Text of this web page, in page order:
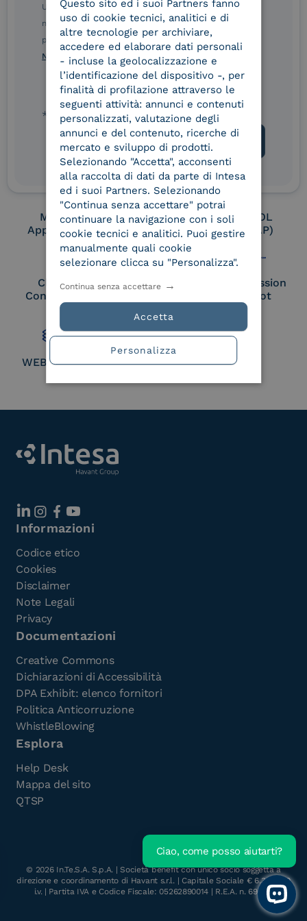
Conservatore
qualificato
UNI EN ISO 37001
UNI EN ISO 9001 UNI EN ISO 27001
UNI EN ISO 27017 UNI EN ISO 27018
Membro Adobe
Approved Trust List
Certified PEPPOL
Access Point (AP)
Cloud Signature
Consortium Member
European Commission
Large Scale Pilot
Member
WEBUILD Consortium
Ulteriori informazioni sulle procedure sono disponibili
nelle Norme di tutela della privacy INTESA. Inoltrando il
presente modulo, dichiaro di aver letto e compreso le
Norme di tutela della privacy INTESA
.
* campo obbligatorio
l'e-Book gratuito
Informazioni
Codice etico
Cookies
Disclaimer
Note Legali
Privacy
Documentazioni
Creative Commons
Dichiarazioni di Accessibilità
DPA Exhibit: elenco fornitori
Politica Anticorruzione
WhistleBlowing
Esplora
Help Desk
Mappa del sito
QTSP
© 2026In.Te.S.A. S.p.A. | Società benefit con unico socio soggetta a
direzione e coordinamento di Havant s.r.l. | Capitale Sociale € 6.300.000
i.v. | Partita IVA e Codice Fiscale: 05262890014 | R.E.A. n. 696117
ITALIAN
Questo sito ed i suoi Partners fanno
uso di cookie tecnici, analitici e di
altre tecnologie per archiviare,
accedere ed elaborare dati personali
- incluse la geolocalizzazione e
l’identificazione del dispositivo -, per
finalità di profilazione attraverso le
seguenti attività: annunci e contenuti
personalizzati, valutazione degli
annunci e del contenuto, ricerche di
mercato e sviluppo di prodotti.
Selezionando "Accetta", acconsenti
alla raccolta di dati da parte di Intesa
ed i suoi Partners. Selezionando
"Continua senza accettare" potrai
continuare la navigazione con i soli
cookie tecnici e analitici. Puoi gestire
manualmente quali cookie
selezionare clicca su "Personalizza".
Accetta
Continua senza accettare
Personalizza
Open
Ciao, come posso aiutarti?